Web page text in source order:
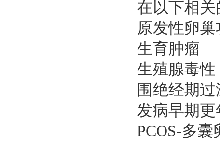
在以下相
原发性卵
生育肿瘤
生殖腺毒性
围绝经期过
发病早期更
PCOS-多